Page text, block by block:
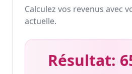
Calculez vos revenus avec
actuelle.
Résultat: